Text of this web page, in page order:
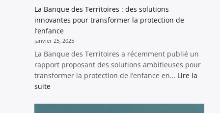
des
droits
alerte
sur
système
à
bout
souffle
sur
les
de
la
Prévention
la
La Banque des Territoires : des solutions
innovantes pour transformer la protection de
l’enfance
janvier 25, 2025
La Banque des Territoires a récemment publié un
rapport proposant des solutions ambitieuses pour
transformer la protection de l’enfance en… Lire la
suite: